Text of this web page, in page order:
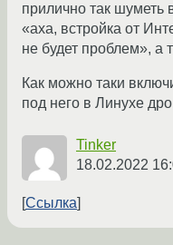
прилично так шуметь
«аха, встройка от
не будет проблем», а
Как можно таки
под него в Линухе
Tinker
18.02.2022
Ссылка